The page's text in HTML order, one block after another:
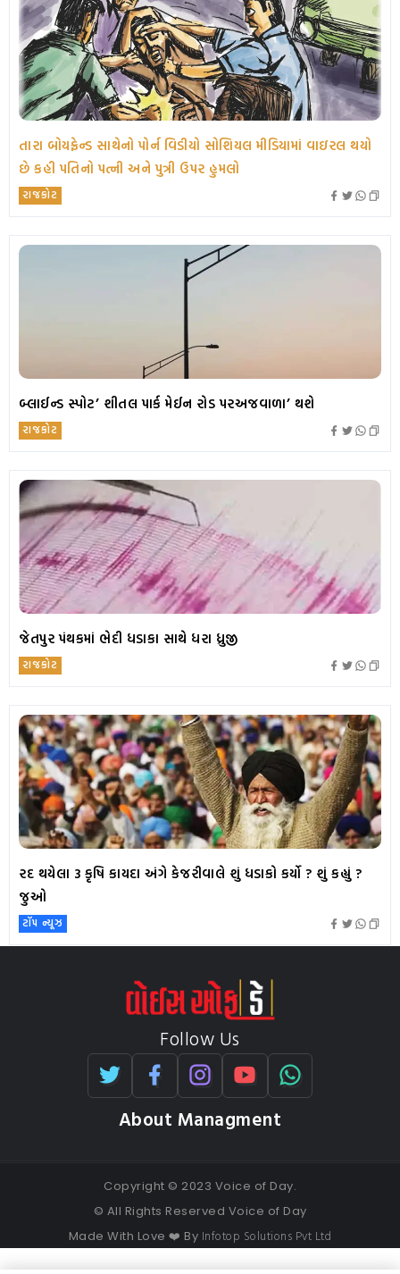
તારા બોયફ્રેન્ડ સાથેનો પોર્ન વિડીયો સોશિયલ મીડિયામાં વાઇરલ થયો
છે કહી પતિનો પત્ની અને પુત્રી ઉપર હુમલો
રાજકોટ
બ્લાઈન્ડ સ્પોટ’ શીતલ પાર્ક મેઈન રોડ પરઅજવાળા’ થશે
રાજકોટ
જેતપુર પંથકમાં ભેદી ધડાકા સાથે ધરા ધ્રુજી
રાજકોટ
રદ થયેલા 3 કૃષિ કાયદા અંગે કેજરીવાલે શું ધડાકો કર્યો ? શું કહ્યું ?
જુઓ
ટૉપ ન્યૂઝ
Follow Us
About Managment
Copyright © 2023 Voice of Day.
© All Rights Reserved Voice of Day
Made With Love ❤️ By Infotop Solutions Pvt Ltd